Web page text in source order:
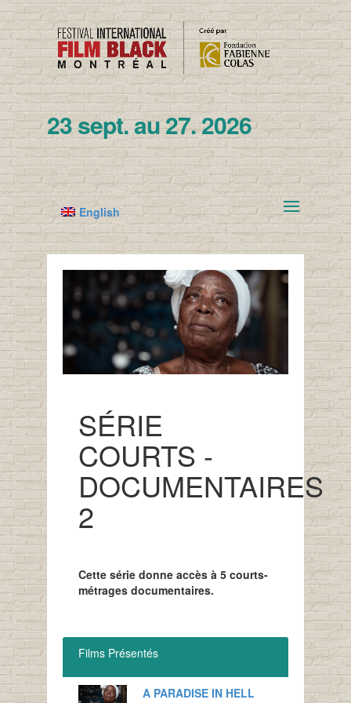
23 sept. au 27. 2026
English
SÉRIE
COURTS -
DOCUMENTAIRES
2
Cette série donne accès à 5 courts-
métrages documentaires.
Films Présentés
A PARADISE IN HELL